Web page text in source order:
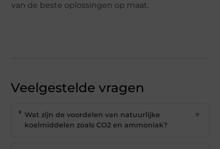
van de beste oplossingen op maat.
Veelgestelde vragen
Wat zijn de voordelen van natuurlijke
koelmiddelen zoals CO2 en ammoniak?
▼